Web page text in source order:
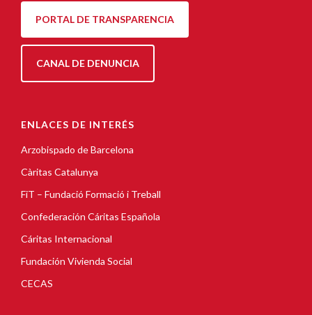
PORTAL DE TRANSPARENCIA
CANAL DE DENUNCIA
ENLACES DE INTERÉS
Arzobispado de Barcelona
Càritas Catalunya
FiT – Fundació Formació i Treball
Confederación Cáritas Española
Cáritas Internacional
Fundación Vivienda Social
CECAS